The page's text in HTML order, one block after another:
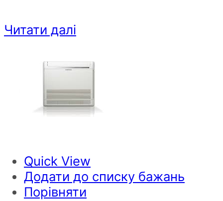
Читати далі
Quick View
Додати до списку бажань
Порівняти